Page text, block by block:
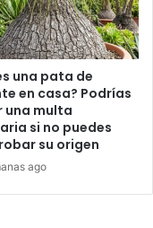
una pata de
en casa? Podrías
una multa
si no puedes
su origen
ago